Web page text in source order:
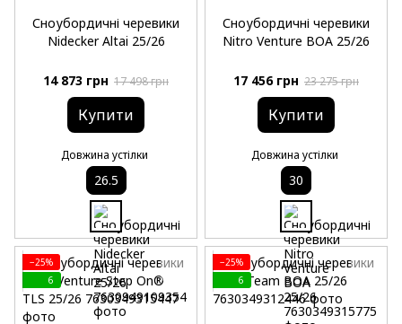
Сноубордичні черевики
Nidecker Altai 25/26
14 873 грн 17 498 грн
Купити
Довжина устілки
26.5
Сноубордичні черевики
Nitro Venture BOA 25/26
17 456 грн 23 275 грн
Купити
Довжина устілки
30
−25%
6
−25%
6